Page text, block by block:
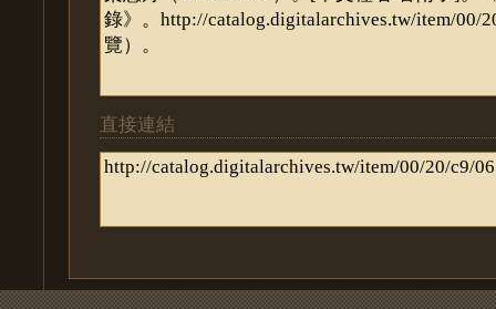
直接連結